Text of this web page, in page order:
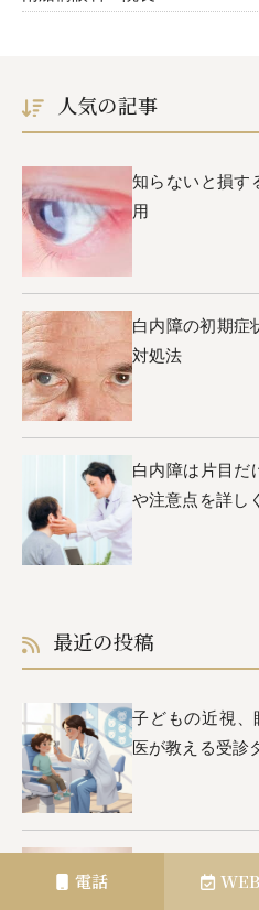
電話
人気の記事
知らないと損す
用
白内障の初期症
対処法
白内障は片目だ
や注意点を詳し
最近の投稿
子どもの近視、
医が教える受診
治療法まで徹底